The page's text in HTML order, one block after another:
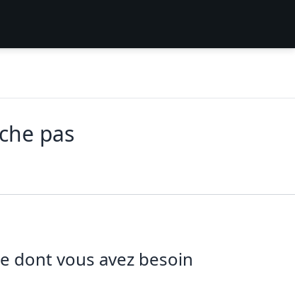
pas
dont vous avez besoin